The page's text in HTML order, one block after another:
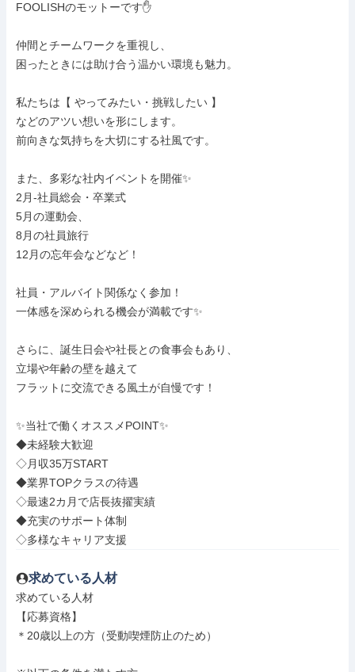
FOOLISHのモットーです✋
仲間とチームワークを重視し、
困ったときには助け合う温かい環境も魅力。
私たちは【 やってみたい・挑戦したい 】
などのアツい想いを形にします。
前向きな気持ちを大切にする社風です。
また、多彩な社内イベントを開催✨
2月‐社員総会・卒業式
5月の運動会、
8月の社員旅行
12月の忘年会などなど！
社員・アルバイト関係なく参加！
一体感を深められる機会が満載です✨
さらに、誕生日会や社長との食事会もあり、
立場や年齢の壁を越えて
フラットに交流できる風土が自慢です！
✨当社で働くオススメPOINT✨
◆未経験大歓迎
◇月収35万START
◆業界TOPクラスの待遇
◇最速2カ⽉で店⻑抜擢実績
◆充実のサポート体制
◇多様なキャリア支援
求めている人材
求めている人材
【応募資格】
＊20歳以上の方（受動喫煙防止のため）